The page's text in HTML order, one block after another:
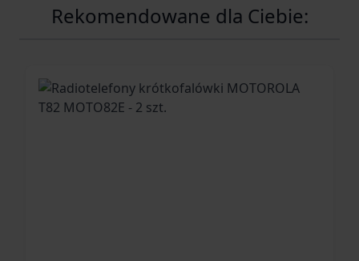
Rekomendowane dla Ciebie: